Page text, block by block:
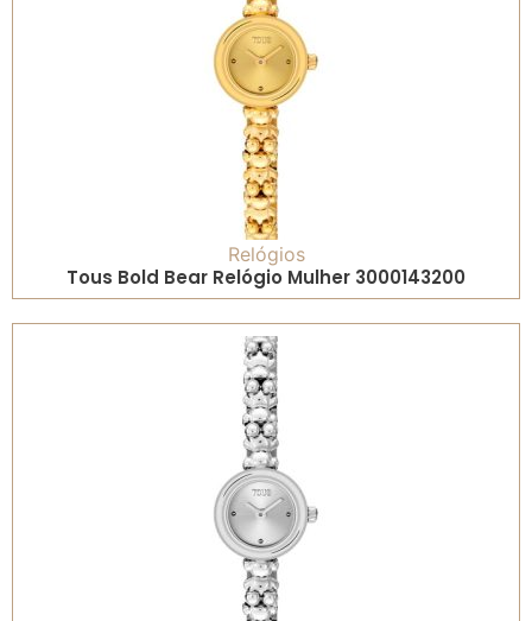
Relógios
Tous Bold Bear Relógio Mulher 3000143200